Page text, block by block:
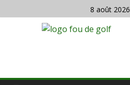
8 août 2026